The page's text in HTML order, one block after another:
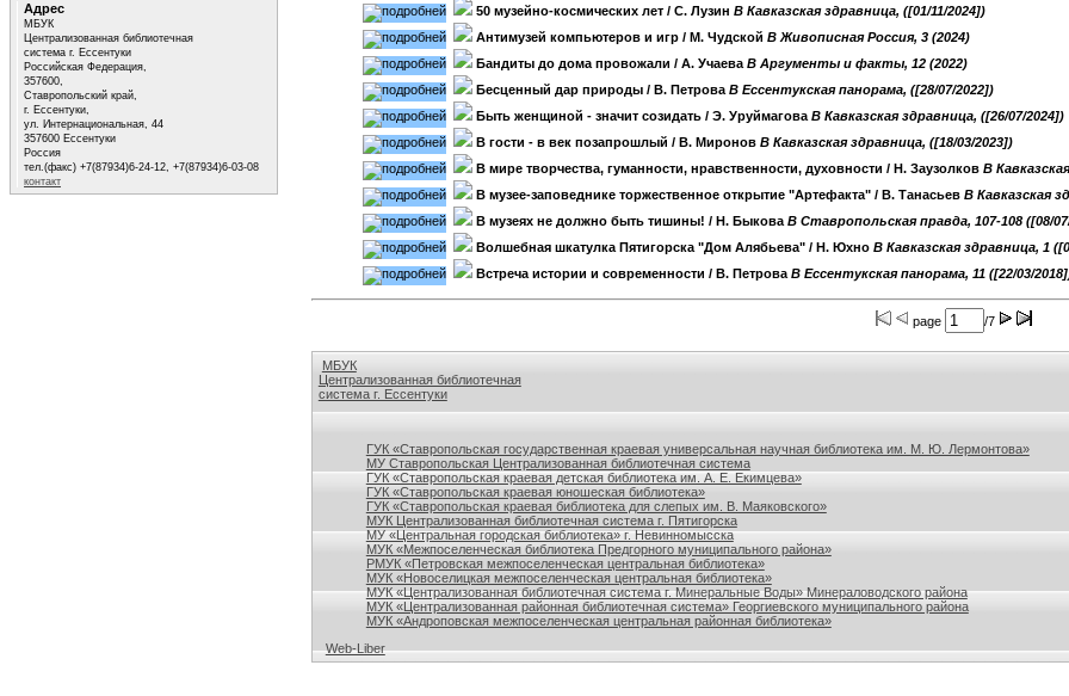
50 музейно-космических лет/ С. Лузин B Кавказская здравница, ([01/11/2024])
Антимузей компьютеров и игр/ М. Чудской B Живописная Россия, 3 (2024)
Бандиты до дома провожали / А. Учаева B Аргументы и факты, 12 (2022)
Бесценный дар природы/ В. Петрова B Ессентукская панорама, ([28/07/2022])
Быть женщиной - значит созидать/ Э. Уруймагова B Кавказская здравница, ([26/07/2024])
В гости - в век позапрошлый / В. Миронов B Кавказская здравница, ([18/03/2023])
В мире творчества, гуманности, нравственности, духовности / Н. Заузолков B
В музее-заповеднике торжественное открытие "Артефакта"/ В. Танасьев B Кавказская
В музеях не должно быть тишины! / Н. Быкова B Ставропольская правда, 107-108 ([08/
Волшебная шкатулка Пятигорска "Дом Алябьева"/ Н. Юхно B Кавказская здравница, 1
Встреча истории и современности / В. Петрова B Ессентукская панорама, 11 ([22/03/
page /7
МБУК
Централизованная библиотечная
система г. Ессентуки
ГУК «Ставропольская государственная краевая универсальная научная библиотека им. М. Ю. Лермонтова»
МУ Ставропольская Централизованная библиотечная система
ГУК «Ставропольская краевая детская библиотека им. А. Е. Екимцева»
ГУК «Ставропольская краевая юношеская библиотека»
ГУК «Ставропольская краевая библиотека для слепых им. В. Маяковского»
МУК Централизованная библиотечная система г. Пятигорска
МУ «Центральная городская библиотека» г. Невинномысска
МУК «Межпоселенческая библиотека Предгорного муниципального района»
РМУК «Петровская межпоселенческая центральная библиотека»
МУК «Новоселицкая межпоселенческая центральная библиотека»
МУК «Централизованная библиотечная система г. Минеральные Воды» Минераловодского района
МУК «Централизованная районная библиотечная система» Георгиевского муниципального района
МУК «Андроповская межпоселенческая центральная районная библиотека»
Web-Liber
Адрес
МБУК
Централизованная библиотечная
система г. Ессентуки
Российская Федерация,
357600,
Ставропольский край,
г. Ессентуки,
ул. Интернациональная, 44
357600 Ессентуки
Россия
тел.(факс) +7(87934)6-24-12, +7(87934)6-03-08
контакт